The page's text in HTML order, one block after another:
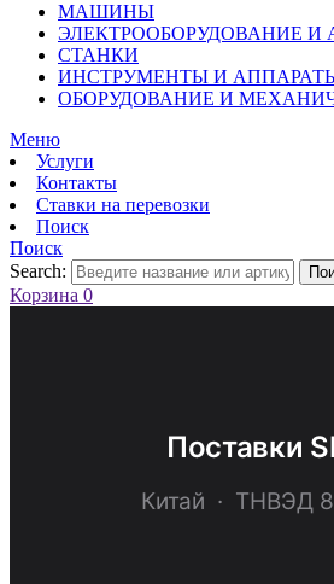
МАШИНЫ
ЭЛЕКТРООБОРУДОВАНИЕ И
СТАНКИ
ИНСТРУМЕНТЫ И
ОБОРУДОВАНИЕ И
Меню
Услуги
Контакты
Ставки на перевозки
Поиск
Поиск
Search:
Корзина 0
Поставки
Китай ·